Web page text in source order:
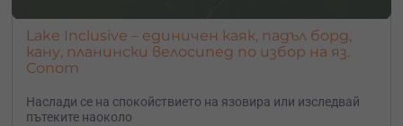
Lake Inclusive – единичен каяк, падъл борд,
кану, планински велосипед по избор на яз.
Сопот
Наслади се на спокойствието на язовира или изследвай
пътеките наоколо